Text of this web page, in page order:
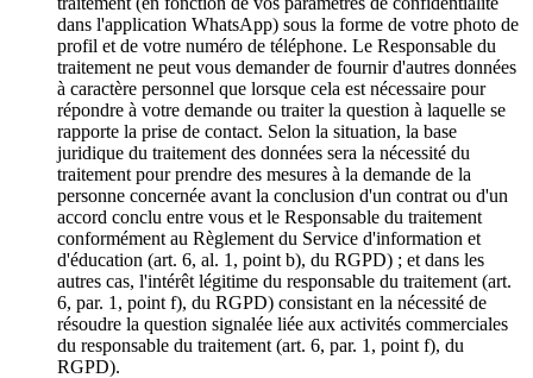
dans l'application WhatsApp) sous la forme de votre photo de
profil et de votre numéro de téléphone. Le Responsable du
traitement ne peut vous demander de fournir d'autres données
à caractère personnel que lorsque cela est nécessaire pour
répondre à votre demande ou traiter la question à laquelle se
rapporte la prise de contact. Selon la situation, la base
juridique du traitement des données sera la nécessité du
traitement pour prendre des mesures à la demande de la
personne concernée avant la conclusion d'un contrat ou d'un
accord conclu entre vous et le Responsable du traitement
conformément au Règlement du Service d'information et
d'éducation (art. 6, al. 1, point b), du RGPD) ; et dans les
autres cas, l'intérêt légitime du responsable du traitement (art.
6, par. 1, point f), du RGPD) consistant en la nécessité de
résoudre la question signalée liée aux activités commerciales
du responsable du traitement (art. 6, par. 1, point f), du
RGPD).